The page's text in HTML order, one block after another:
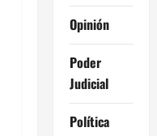
Opinión
Poder
Judicial
Política